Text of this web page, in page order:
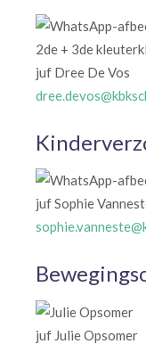
2de + 3de
juf Dree De Vos
juf Sophie
juf Julie Opsomer